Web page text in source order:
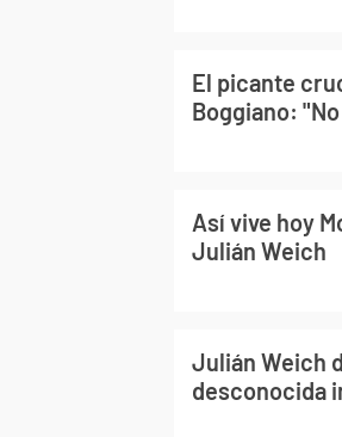
El picante
Boggiano:
Así vive hoy
Julián Weich
Julián Weich
desconocida